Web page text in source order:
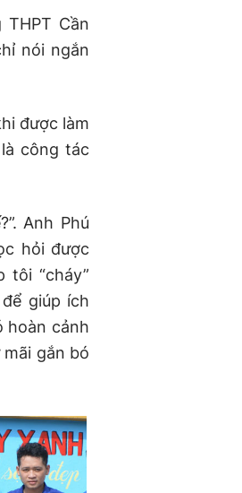
Cần
nói ngắn
được làm
công tác
Anh Phú
hỏi được
tôi “cháy”
giúp ích
hoàn cảnh
gắn bó